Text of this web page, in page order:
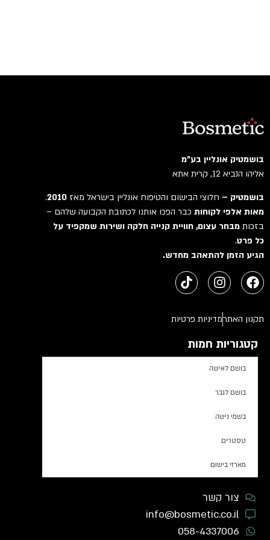
בושמטיק אונליין בע"מ
אליהו הנביא 12, קרית אתא
בושמטיק –חלוצי הבישום והטיפוח אונליין בישראל מאז2010
.
מאות אלפי לקוחותכבר הפכו אותנו לכתובת הקבועה שלהם –
בזכותמבחר עצום, חוויית קנייה חלקה ושירות שמקפיד על
כל פרט.
הגיע הזמן להתאהב מחדש.
תקנון האתרמדיניות פרטיות
קטגוריות חמות
בושם לאישה
בושם לגבר
בשמי נישה
טסטרים
מארזי בישום
צור קשר
info@bosmetic.co.il
058-4337006